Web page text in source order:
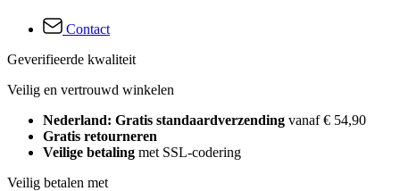
Contact
Geverifieerde kwaliteit
Veilig en vertrouwd winkelen
Nederland: Gratis standaardverzending vanaf € 54,90
Gratis retourneren
Veilige betaling met SSL-codering
Veilig betalen met